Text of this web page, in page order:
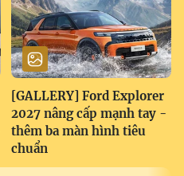
[GALLERY] Ford Explorer
2027 nâng cấp mạnh tay -
thêm ba màn hình tiêu
chuẩn